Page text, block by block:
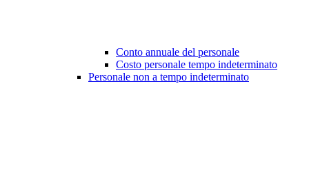
Conto annuale del personale
Costo personale tempo indeterminato
Personale non a tempo indeterminato